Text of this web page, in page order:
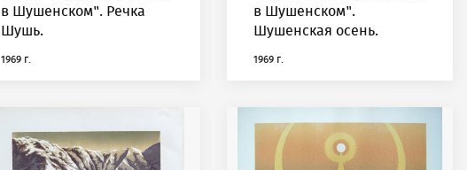
в Шушенском". Речка
Шушь.
1969 г.
в Шушенском".
Шушенская осень.
1969 г.